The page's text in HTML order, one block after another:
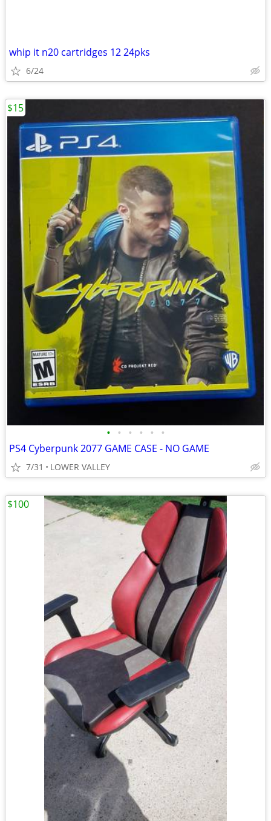
whip it n20 cartridges 12 24pks
6/24
• • • • • •
PS4 Cyberpunk 2077 GAME CASE - NO GAME
7/31 LOWER VALLEY
$15
$100